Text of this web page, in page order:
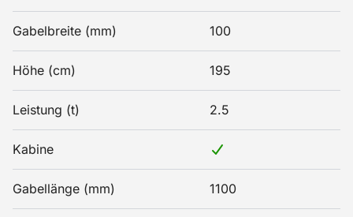
Gabelbreite (mm) 100
Höhe (cm) 195
Leistung (t) 2.5
Kabine
Gabellänge (mm) 1100